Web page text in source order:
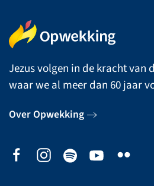
Jezus volgen in de kracht van
waar we al meer dan 60 jaar
Over Opwekking